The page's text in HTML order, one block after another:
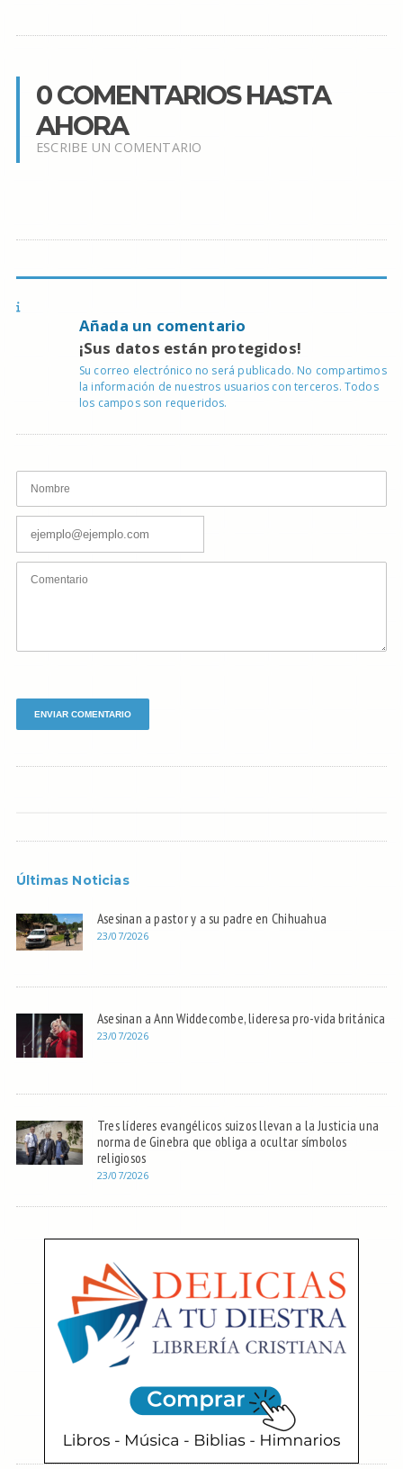
0 COMENTARIOS HASTA
AHORA
ESCRIBE UN COMENTARIO
Añada un comentario
¡Sus datos están protegidos!
Su correo electrónico no será publicado. No compartimos
la información de nuestros usuarios con terceros. Todos
los campos son requeridos.
Últimas Noticias
Asesinan a pastor y a su padre en Chihuahua
23/07/2026
Asesinan a Ann Widdecombe, lideresa pro-vida británica
23/07/2026
Tres líderes evangélicos suizos llevan a la Justicia una
norma de Ginebra que obliga a ocultar símbolos
religiosos
23/07/2026